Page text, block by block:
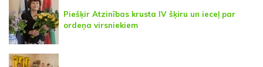
Piešķir Atzinības krusta IV šķiru un ieceļ par
ordeņa virsniekiem